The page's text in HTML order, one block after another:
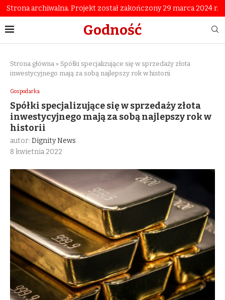
Strona archiwalna. Projekt został zakończony 29 marca 2024 r.
Godność
Strona główna » Spółki specjalizujące się w sprzedaży złota
inwestycyjnego mają za sobą najlepszy rok w historii
Gospodarka
Spółki specjalizujące się w sprzedaży złota
inwestycyjnego mają za sobą najlepszy rok w
historii
autor: Dignity News
8 kwietnia 2022